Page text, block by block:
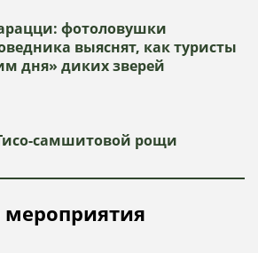
фотоловушки
выяснят, как туристы
дня» диких зверей
самшитовой рощи